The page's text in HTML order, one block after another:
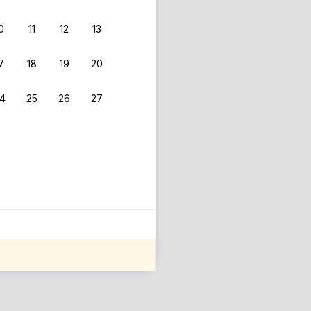
11 12 13
18 19 20
25 26 27